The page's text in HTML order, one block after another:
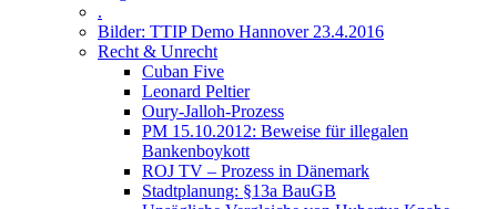
.
Bilder: TTIP Demo Hannover 23.4.2016
Recht & Unrecht
Cuban Five
Leonard Peltier
Oury-Jalloh-Prozess
PM 15.10.2012: Beweise für illegalen
Bankenboykott
ROJ TV – Prozess in Dänemark
Stadtplanung: §13a BauGB